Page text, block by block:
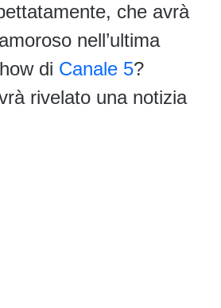
che avrà
nell’ultima
di Canale 5?
rivelato una notizia